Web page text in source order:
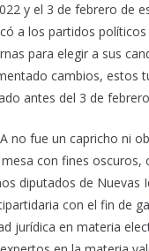
y el 3 de febrero de
a los partidos políticos
para elegir a sus
cambios, estos
antes del 3 de
no fue un capricho ni
con fines oscuros,
diputados de Nuevas
con el fin de
jurídica en materia